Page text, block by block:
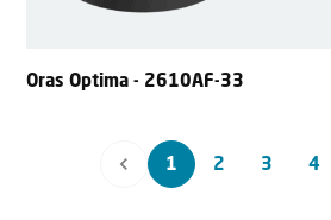
Oras Optima - 2610AF-33
1 2 3 4